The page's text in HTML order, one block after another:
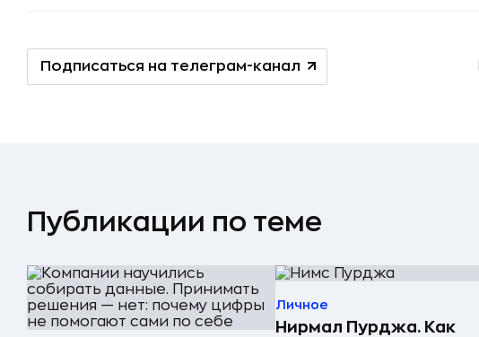
Подписаться на телеграм-канал
Публикации по теме
Личное
Нирмал Пурджа. Как